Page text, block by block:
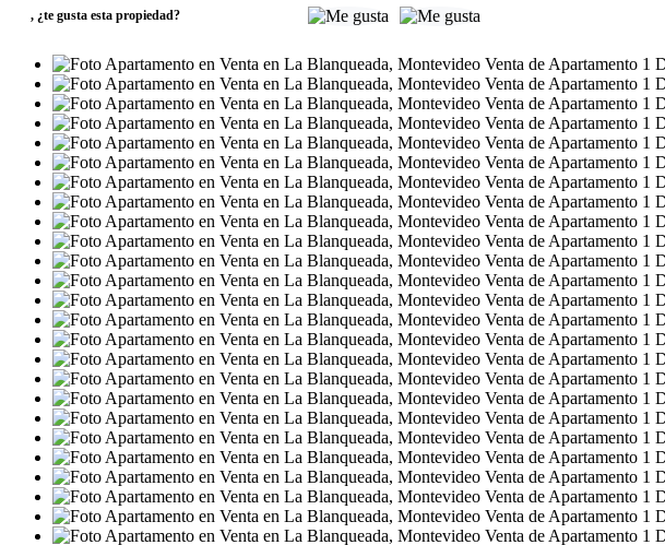
, ¿te gusta esta propiedad?